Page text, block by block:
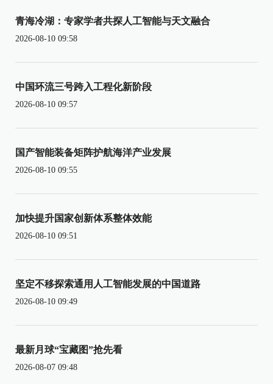
青海冷湖：专家学者共探人工智能与天文融合
2026-08-10 09:58
中国环流三号跨入工程化新阶段
2026-08-10 09:57
国产智能装备矩阵护航海洋产业发展
2026-08-10 09:55
加快提升国家创新体系整体效能
2026-08-10 09:51
坚定不移探索通用人工智能发展的中国道路
2026-08-10 09:49
最新月球“宝藏图”抢先看
2026-08-07 09:48